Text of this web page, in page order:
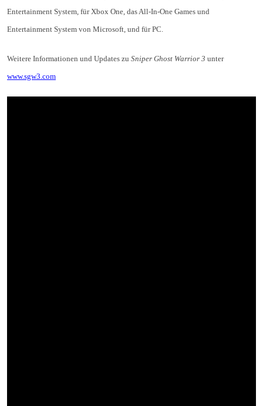
Entertainment System, für Xbox One, das All-In-One Games und
Entertainment System von Microsoft, und für PC.
Weitere Informationen und Updates zu Sniper Ghost Warrior 3 unter
www.sgw3.com